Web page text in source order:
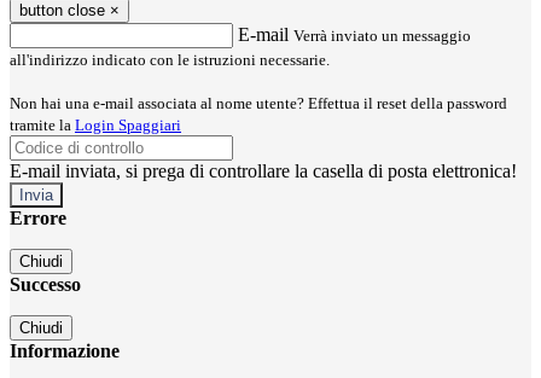
button close ×
E-mail Verrà inviato un messaggio
all'indirizzo indicato con le istruzioni necessarie.
Non hai una e-mail associata al nome utente? Effettua il reset della password
tramite la Login Spaggiari
E-mail inviata, si prega di controllare la casella di posta elettronica!
Errore
Chiudi
Successo
Chiudi
Informazione